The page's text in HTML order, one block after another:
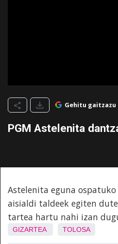
Gehitu gaitzazu
PGM Astelenita
Astelenita eguna
aisialdi taldeek egiten
tartea hartu nahi izan
GIZARTEA TOLOSA